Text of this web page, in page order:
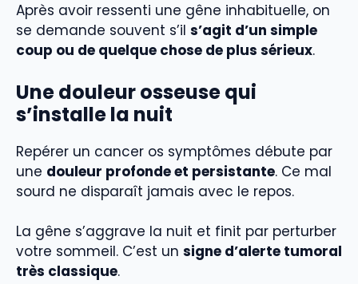
Après avoir ressenti une gêne inhabituelle, on
se demande souvent s’il s’agit d’un simple
coup ou de quelque chose de plus sérieux.
Une douleur osseuse qui
s’installe la nuit
Repérer un cancer os symptômes débute par
une douleur profonde et persistante. Ce mal
sourd ne disparaît jamais avec le repos.
La gêne s’aggrave la nuit et finit par perturber
votre sommeil. C’est un signe d’alerte tumoral
très classique.